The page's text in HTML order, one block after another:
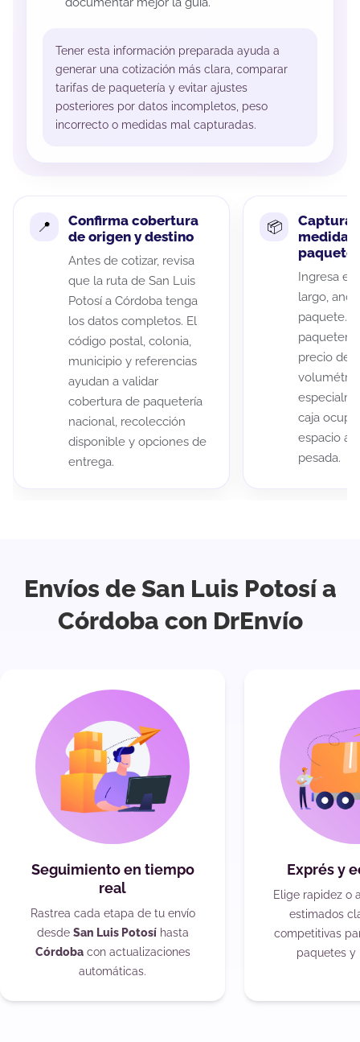
Tener esta información preparada ayuda a
generar una cotización más clara, comparar
tarifas de paquetería y evitar ajustes
posteriores por datos incompletos, peso
incorrecto o medidas mal capturadas.
Confirma cobertura
de origen y destino
Antes de cotizar, revisa
que la ruta de San Luis
Potosí a Córdoba tenga
los datos completos. El
código postal, colonia,
municipio y referencias
ayudan a validar
cobertura de paquetería
nacional, recolección
disponible y opciones de
entrega.
Captura
medidas
paquete
Ingresa el
largo,
paquete.
precio de
caja
espacio
pesada.
Envíos de San Luis Potosí a
Córdoba con DrEnvío
Seguimiento en tiempo
real
Rastrea cada etapa de tu envío
desde San Luis Potosíhasta
Córdobacon actualizaciones
automáticas.
Exprés y
Elige rapidez o
estimados
competitivas
paquetes y